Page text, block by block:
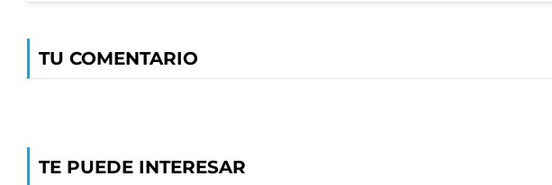
TU COMENTARIO
TE PUEDE INTERESAR